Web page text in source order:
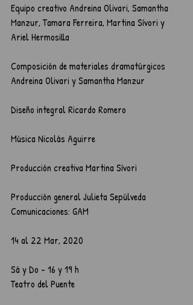
Equipo creativo Andreina Olivari, Samantha
Manzur, Tamara Ferreira, Martina Sívori y
Ariel Hermosilla
Composición de materiales dramatúrgicos
Andreina Olivari y Samantha Manzur
Diseño integral Ricardo Romero
Música Nicolás Aguirre
Producción creativa Martina Sívori
Producción general Julieta Sepúlveda
Comunicaciones: GAM
14 al 22 Mar, 2020
Sá y Do - 16 y 19 h
Teatro del Puente